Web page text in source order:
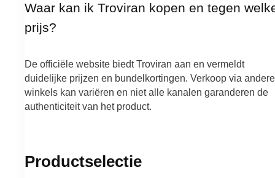
Waar kan ik Troviran kopen en tegen
prijs?
De officiële website biedt Troviran aan en vermeldt
duidelijke prijzen en bundelkortingen. Verkoop via andere
winkels kan variëren en niet alle kanalen garanderen de
authenticiteit van het product.
Productselectie